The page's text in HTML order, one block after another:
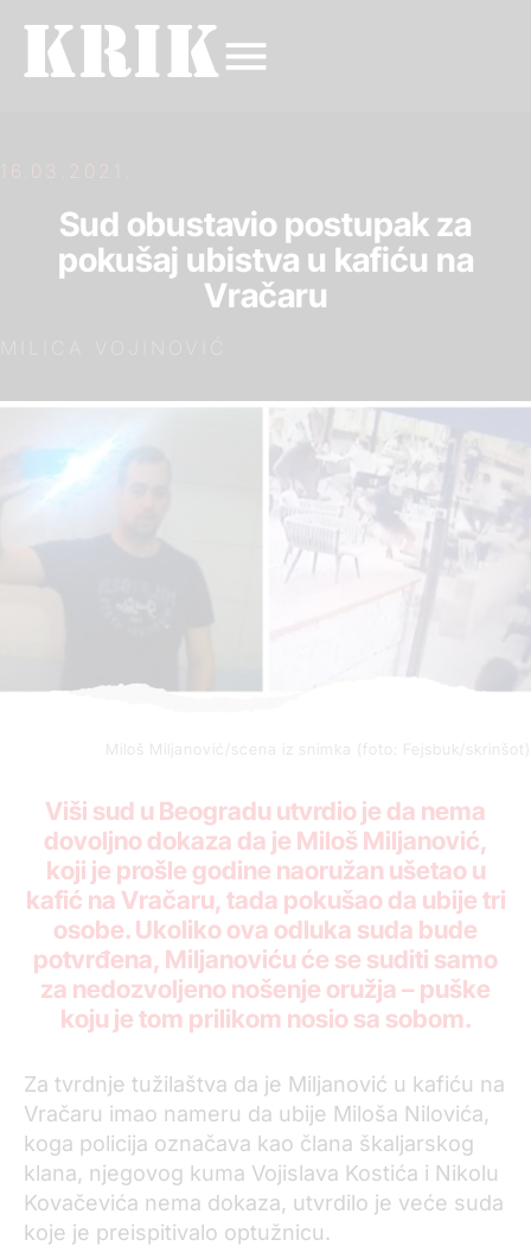
16.03.2021.
Sud obustavio postupak za
pokušaj ubistva u kafiću na
Vračaru
Miloš Miljanović/scena iz snimka (foto: Fejsbuk/skrinšot)
Viši sud u Beogradu utvrdio je da nema
dovoljno dokaza da je Miloš Miljanović,
koji je prošle godine naoružan ušetao u
kafić na Vračaru, tada pokušao da ubije tri
osobe. Ukoliko ova odluka suda bude
potvrđena, Miljanoviću će se suditi samo
za nedozvoljeno nošenje oružja – puške
koju je tom prilikom nosio sa sobom.
Za tvrdnje tužilaštva da je Miljanović u kafiću na
Vračaru imao nameru da ubije Miloša Nilovića,
koga policija označava kao člana škaljarskog
klana, njegovog kuma Vojislava Kostića i Nikolu
Kovačevića nema dokaza, utvrdilo je veće suda
koje je preispitivalo optužnicu.